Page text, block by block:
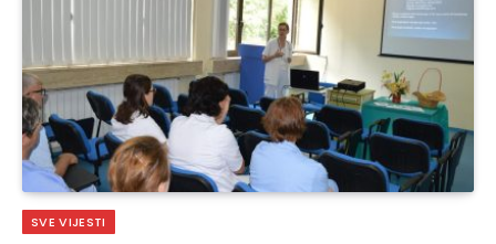
SVE VIJESTI